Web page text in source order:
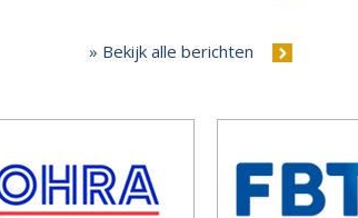
» Bekijk alle berichten